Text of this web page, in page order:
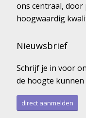
ons centraal,
hoogwaardig
Nieuwsbrief
Schrijf je in voor
de hoogte kunnen
direct aanmelden